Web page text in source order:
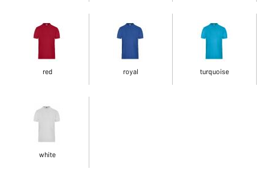
red royal turquoise
white